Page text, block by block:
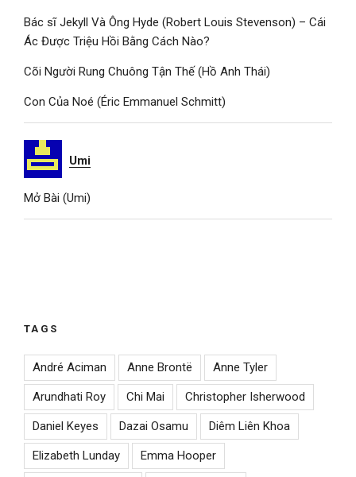
Bác sĩ Jekyll Và Ông Hyde (Robert Louis Stevenson) – Cái
Ác Được Triệu Hồi Bằng Cách Nào?
Cõi Người Rung Chuông Tận Thế (Hồ Anh Thái)
Con Của Noé (Éric Emmanuel Schmitt)
Umi
Mở Bài (Umi)
TAGS
André Aciman Anne Brontë Anne Tyler
Arundhati Roy Chi Mai Christopher Isherwood
Daniel Keyes Dazai Osamu Diêm Liên Khoa
Elizabeth Lunday Emma Hooper